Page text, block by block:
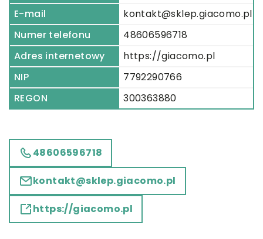
E-mail
kontakt@sklep.giacomo.pl
Numer telefonu
48606596718
Adres internetowy
https://giacomo.pl
NIP
7792290766
REGON
300363880
48606596718
kontakt@sklep.giacomo.pl
https://giacomo.pl